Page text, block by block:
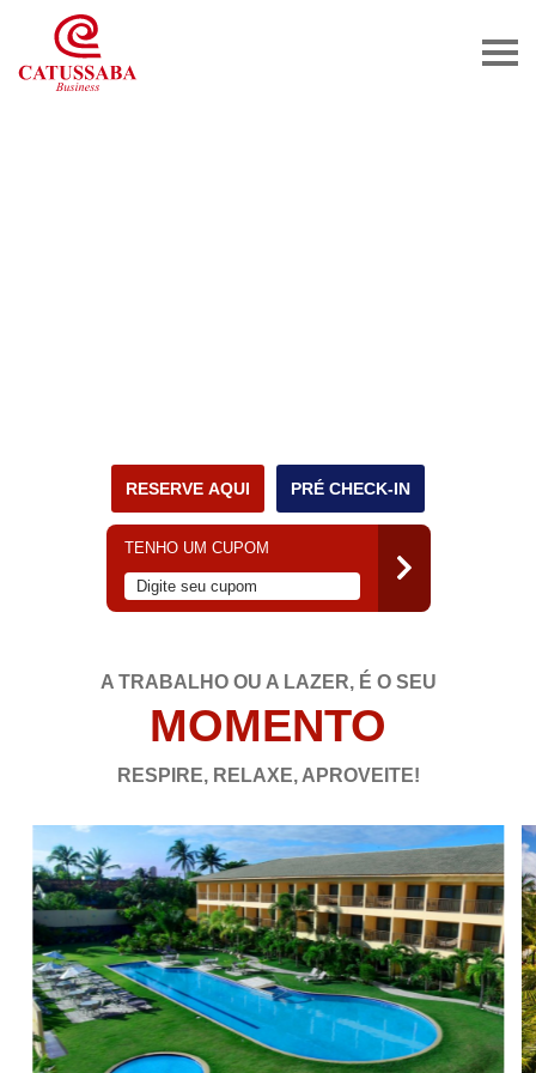
RESERVE AQUI PRÉ CHECK-IN
TENHO UM CUPOM
A TRABALHO OU A LAZER, É O SEU
MOMENTO
RESPIRE, RELAXE, APROVEITE!